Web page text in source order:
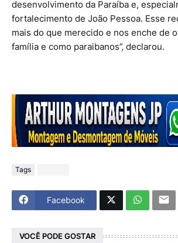
desenvolvimento da Paraíba e,
fortalecimento de João Pessoa. Esse
mais do que merecido e nos enche de
família e como paraibanos”, declarou.
Tags
Facebook
VOCÊ PODE GOSTAR